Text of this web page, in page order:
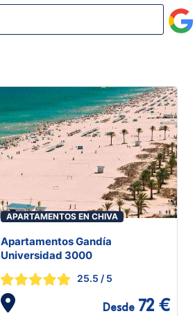
APARTAMENTOS EN CHIVA
Apartamentos Gandía
Universidad 3000
25.5 / 5
Desde 72 €